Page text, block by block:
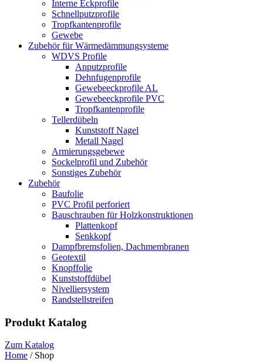
Interne Eckprofile
Schnellputzprofile
Tropfkantenprofile
Gewebe
Zubehör für Wärmedämmungsysteme
WDVS Profile
Anputzprofile
Dehnfugenprofile
Gewebeeckprofile AL
Gewebeeckprofile PVC
Tropfkantenprofile
Tellerdübeln
Kunststoff Nagel
Metall Nagel
Armierungsgebewe
Sockelprofil und Zubehör
Sonstiges Zubehör
Zubehör
Baufolie
PVC Profil perforiert
Bauschrauben für Holzkonstruktionen
Plattenkopf
Senkkopf
Dampfbremsfolien, Dachmembranen
Geotextil
Knopffolie
Kunststoffdübel
Nivelliersystem
Randstellstreifen
Produkt Katalog
Zum Katalog
Home / Shop